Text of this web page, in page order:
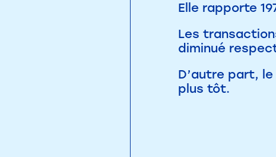
Elle rapporte
Les
diminué
D’autre part,
plus tôt.